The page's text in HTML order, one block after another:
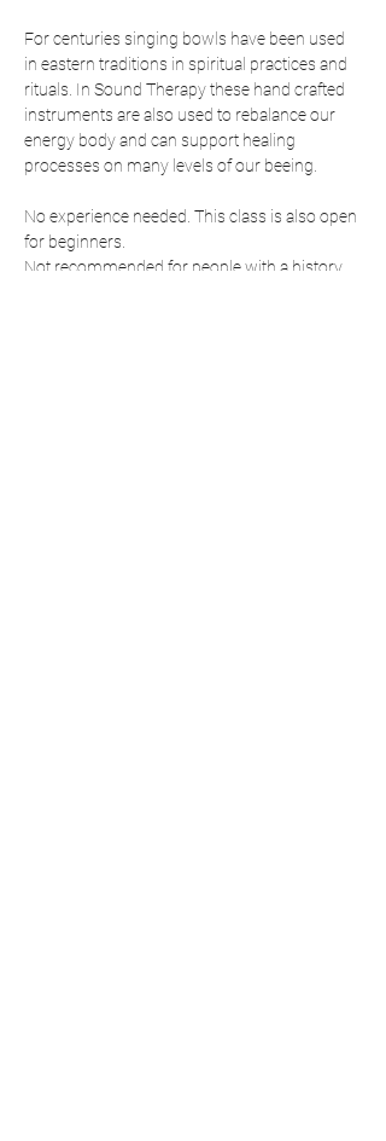
For centuries singing bowls have been used
in eastern traditions in spiritual practices and
rituals. In Sound Therapy these hand crafted
instruments are also used to rebalance our
energy body and can support healing
processes on many levels of our beeing.
No experience needed. This class is also open
for beginners.
Not recommended for people with a history